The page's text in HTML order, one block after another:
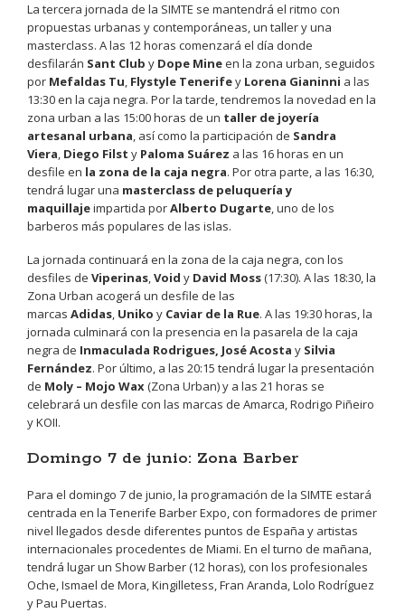
La tercera jornada de la SIMTE se mantendrá el ritmo con
propuestas urbanas y contemporáneas, un taller y una
masterclass. A las 12 horas comenzará el día donde
desfilarán Sant Club y Dope Mineen la zona urban, seguidos
por Mefaldas Tu, Flystyle Tenerifey Lorena Gianinni a las
13:30 en la caja negra. Por la tarde, tendremos la novedad en la
zona urban a las 15:00 horas de un taller de joyería
artesanal urbana, así como la participación de Sandra
Viera, Diego Filst y Paloma Suárez a las 16 horas en un
desfile en la zona de la caja negra. Por otra parte, a las 16:30,
tendrá lugar una masterclass de peluquería y
maquillajeimpartida porAlberto Dugarte, uno de los
barberos más populares de las islas.
La jornada continuará en la zona de la caja negra, con los
desfiles de Viperinas,Void y David Moss(17:30). A las 18:30, la
Zona Urban acogerá un desfile de las
marcas Adidas, Uniko y Caviar de la Rue. A las 19:30 horas, la
jornada culminará con la presencia en la pasarela de la caja
negra de Inmaculada Rodrigues, José Acosta y Silvia
Fernández. Por último, a las 20:15 tendrá lugar la presentación
de Moly – Mojo Wax(Zona Urban) y a las 21 horas se
celebrará un desfile con las marcas de Amarca, Rodrigo Piñeiro
y KOII.
Domingo 7 de junio: Zona Barber
Para el domingo 7 de junio, la programación de la SIMTE estará
centrada en la Tenerife Barber Expo, con formadores de primer
nivel llegados desde diferentes puntos de España y artistas
internacionales procedentes de Miami. En el turno de mañana,
tendrá lugar un Show Barber (12 horas), con los profesionales
Oche, Ismael de Mora, Kingilletess, Fran Aranda, Lolo Rodríguez
y Pau Puertas.